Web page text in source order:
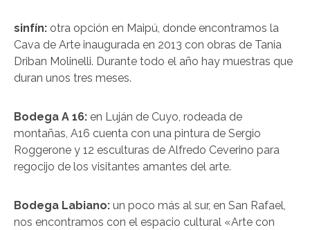
sinfín: otra opción en Maipú, donde encontramos la
Cava de Arte inaugurada en 2013 con obras de Tania
Driban Molinelli. Durante todo el año hay muestras que
duran unos tres meses.
Bodega A 16: en Luján de Cuyo, rodeada de
montañas, A16 cuenta con una pintura de Sergio
Roggerone y 12 esculturas de Alfredo Ceverino para
regocijo de los visitantes amantes del arte.
Bodega Labiano: un poco más al sur, en San Rafael,
nos encontramos con el espacio cultural «Arte con